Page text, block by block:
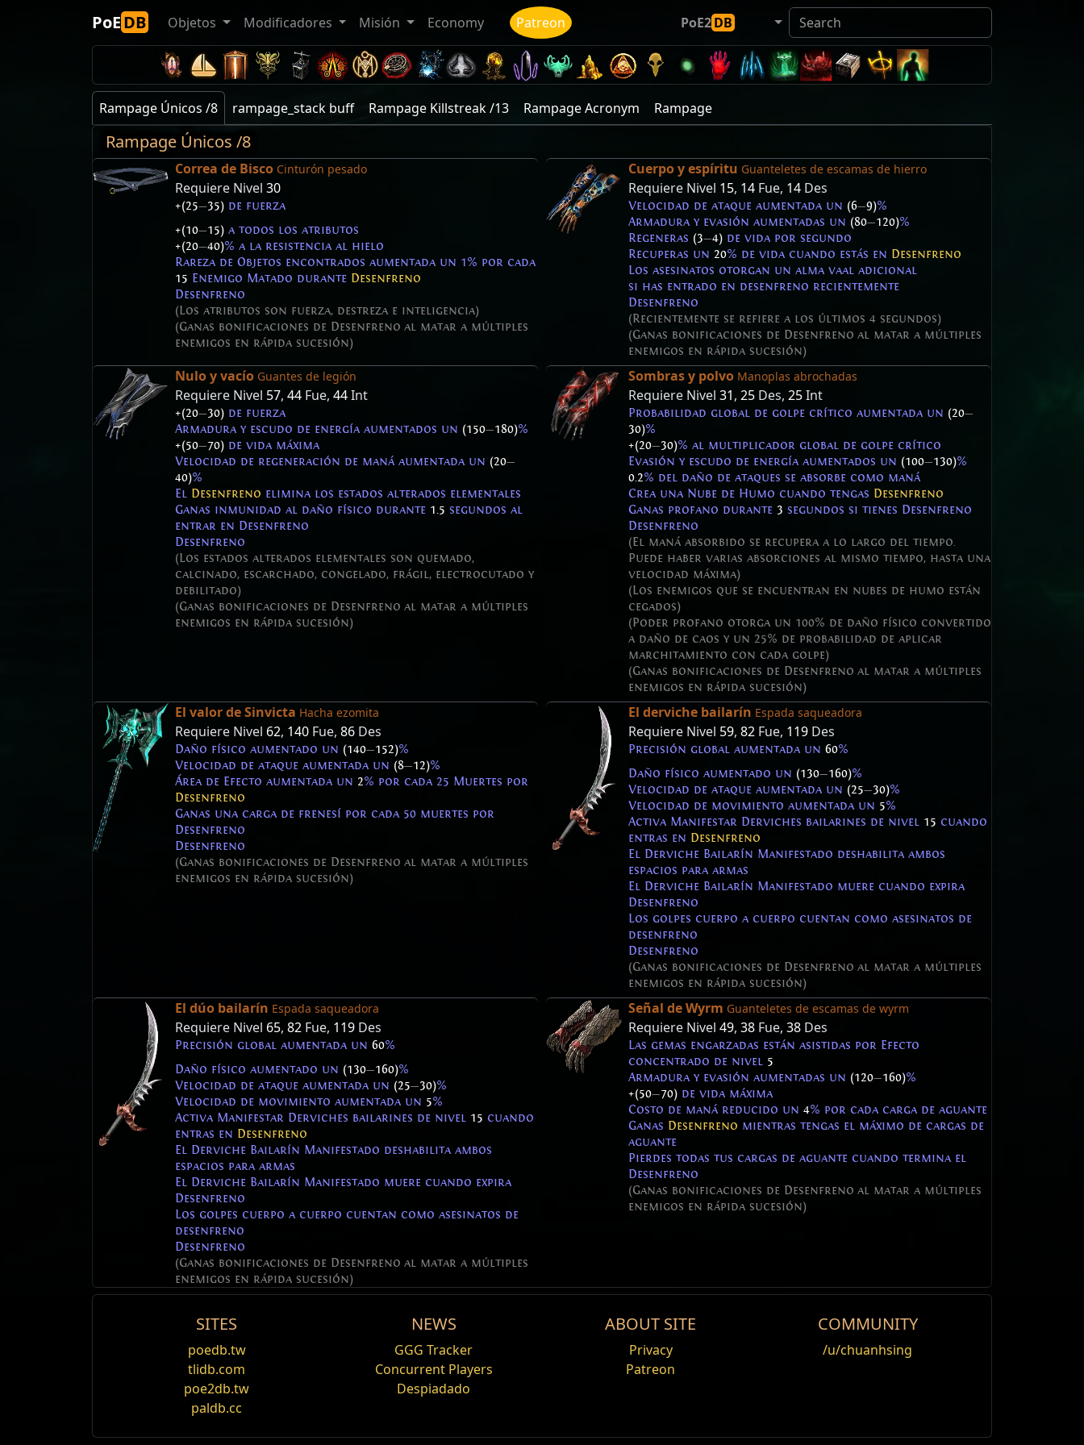
PoEDB Objetos Modificadores Misión Economy Patreon PoE2DB
Rampage Únicos /8 rampage_stack buff Rampage Killstreak /13 Rampage Acronym Rampage
Rampage Únicos /8
Correa de Bisco Cinturón pesado
Requiere Nivel 30
+(25—35) de fuerza
+(10—15) a todos los atributos
+(20—40)% a la resistencia al hielo
Rareza de Objetos encontrados aumentada un 1% por cada
15 Enemigo Matado durante Desenfreno
Desenfreno
(Los atributos son fuerza, destreza e inteligencia)
(Ganas bonificaciones de Desenfreno al matar a múltiples
enemigos en rápida sucesión)
Cuerpo y espíritu Guanteletes de escamas de hierro
Requiere Nivel 15, 14 Fue, 14 Des
Velocidad de ataque aumentada un (6—9)%
Armadura y evasión aumentadas un (80—120)%
Regeneras (3—4) de vida por segundo
Recuperas un 20% de vida cuando estás en Desenfreno
Los asesinatos otorgan un alma vaal adicional
si has entrado en desenfreno recientemente
Desenfreno
(Recientemente se refiere a los últimos 4 segundos)
(Ganas bonificaciones de Desenfreno al matar a múltiples
enemigos en rápida sucesión)
Nulo y vacío Guantes de legión
Requiere Nivel 57, 44 Fue, 44Int
+(20—30) de fuerza
Armadura y escudo de energía aumentados un (150—180)%
+(50—70) de vida máxima
Velocidad de regeneración de maná aumentada un (20—
40)%
El Desenfreno elimina los estados alterados elementales
Ganas inmunidad al daño físico durante 1.5 segundos al
entrar en Desenfreno
Desenfreno
(Los estados alterados elementales son quemado,
calcinado, escarchado, congelado, frágil, electrocutado y
debilitado)
(Ganas bonificaciones de Desenfreno al matar a múltiples
enemigos en rápida sucesión)
Sombras y polvo Manoplas abrochadas
Requiere Nivel 31, 25 Des, 25Int
Probabilidad global de golpe crítico aumentada un (20—
30)%
+(20—30)% al multiplicador global de golpe crítico
Evasión y escudo de energía aumentados un (100—130)%
0.2% del daño de ataques se absorbe como maná
Crea una Nube de Humo cuando tengas Desenfreno
Ganas profano durante 3 segundos si tienes Desenfreno
Desenfreno
(El maná absorbido se recupera a lo largo del tiempo.
Puede haber varias absorciones al mismo tiempo, hasta una
velocidad máxima)
(Los enemigos que se encuentran en nubes de humo están
cegados)
(Poder profano otorga un 100% de daño físico convertido
a daño de caos y un 25% de probabilidad de aplicar
marchitamiento con cada golpe)
(Ganas bonificaciones de Desenfreno al matar a múltiples
enemigos en rápida sucesión)
El valor de Sinvicta Hacha ezomita
Requiere Nivel 62, 140 Fue, 86 Des
Daño físico aumentado un (140—152)%
Velocidad de ataque aumentada un (8—12)%
Área de Efecto aumentada un 2% por cada 25 Muertes por
Desenfreno
Ganas una carga de frenesí por cada 50 muertes por
Desenfreno
Desenfreno
(Ganas bonificaciones de Desenfreno al matar a múltiples
enemigos en rápida sucesión)
El derviche bailarín Espada saqueadora
Requiere Nivel 59, 82 Fue, 119 Des
Precisión global aumentada un 60%
Daño físico aumentado un (130—160)%
Velocidad de ataque aumentada un (25—30)%
Velocidad de movimiento aumentada un 5%
Activa Manifestar Derviches bailarines de nivel 15 cuando
entras en Desenfreno
El Derviche Bailarín Manifestado deshabilita ambos
espacios para armas
El Derviche Bailarín Manifestado muere cuando expira
Desenfreno
Los golpes cuerpo a cuerpo cuentan como asesinatos de
desenfreno
Desenfreno
(Ganas bonificaciones de Desenfreno al matar a múltiples
enemigos en rápida sucesión)
El dúo bailarín Espada saqueadora
Requiere Nivel 65, 82 Fue, 119 Des
Precisión global aumentada un 60%
Daño físico aumentado un (130—160)%
Velocidad de ataque aumentada un (25—30)%
Velocidad de movimiento aumentada un 5%
Activa Manifestar Derviches bailarines de nivel 15 cuando
entras en Desenfreno
El Derviche Bailarín Manifestado deshabilita ambos
espacios para armas
El Derviche Bailarín Manifestado muere cuando expira
Desenfreno
Los golpes cuerpo a cuerpo cuentan como asesinatos de
desenfreno
Desenfreno
(Ganas bonificaciones de Desenfreno al matar a múltiples
enemigos en rápida sucesión)
Señal de Wyrm Guanteletes de escamas de wyrm
Requiere Nivel 49, 38 Fue, 38 Des
Las gemas engarzadas están asistidas por Efecto
concentrado de nivel 5
Armadura y evasión aumentadas un (120—160)%
+(50—70) de vida máxima
Costo de maná reducido un 4% por cada carga de aguante
Ganas Desenfreno mientras tengas el máximo de cargas de
aguante
Pierdes todas tus cargas de aguante cuando termina el
Desenfreno
(Ganas bonificaciones de Desenfreno al matar a múltiples
enemigos en rápida sucesión)
current_rampage_stacks
Rampage
Nombre Mostrar descripciones completas
2
30
Nivel Pre/Suf Description
Weight
WeaponTreeRecombined Desenfreno
Rampage
is a kill streak mechanic that provides rewards for killing increasing numbers of enemies without stopping. The rampage effect is
only available for characters wearing certain unique items.
SITES
poedb.tw
tlidb.com
poe2db.tw
paldb.cc
NEWS
GGG Tracker
Concurrent Players
Despiadado
ABOUT SITE
Privacy
Patreon
COMMUNITY
/u/chuanhsing